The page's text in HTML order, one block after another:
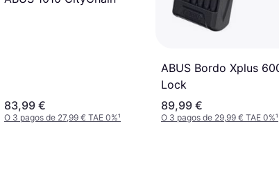
83,99 €
O 3 pagos de 27,99 € TAE 0%¹
ABUS Bordo Xplus
Lock
89,99 €
O 3 pagos de 29,99 € TAE 0%¹